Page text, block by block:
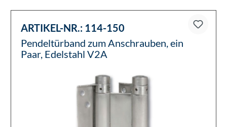
ARTIKEL-NR.: 114-150
Pendeltürband zum Anschrauben, ein
Paar, Edelstahl V2A